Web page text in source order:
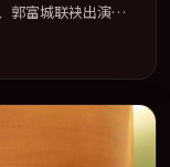
郭富城联袂出演。
11-22 在内地院线
健，适合喜欢强情